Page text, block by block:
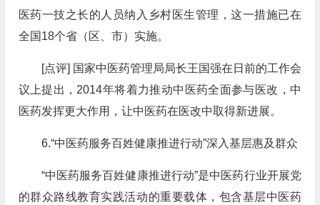
医药一技之长的人员纳入乡村医生管理，这一措施已在
全国18个省（区、市）实施。
[点评] 国家中医药管理局局长王国强在日前的工作会
议上提出，2014年将着力推动中医药全面参与医改，中
医药发挥更大作用，让中医药在医改中取得新进展。
6.“中医药服务百姓健康推进行动”深入基层惠及群众
“中医药服务百姓健康推进行动”是中医药行业开展党
的群众路线教育实践活动的重要载体，包含基层中医药